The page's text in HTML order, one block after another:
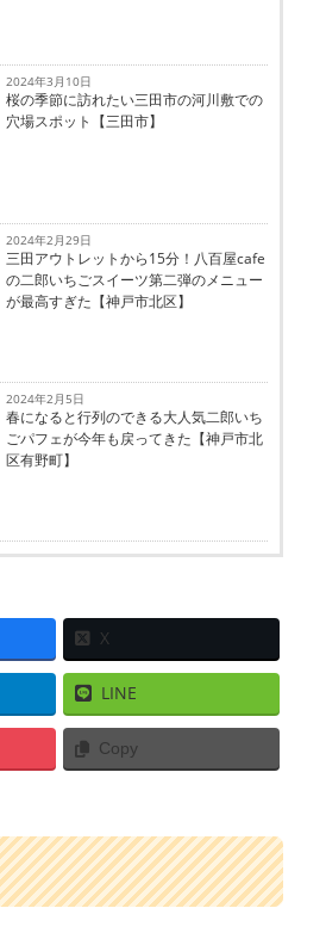
2024年3月10日
桜の季節に訪れたい三田市の河川敷での
穴場スポット【三田市】
2024年2月29日
三田アウトレットから15分！八百屋cafe
の二郎いちごスイーツ第二弾のメニュー
が最高すぎた【神戸市北区】
2024年2月5日
春になると行列のできる大人気二郎いち
ごパフェが今年も戻ってきた【神戸市北
区有野町】
X
LINE
Copy